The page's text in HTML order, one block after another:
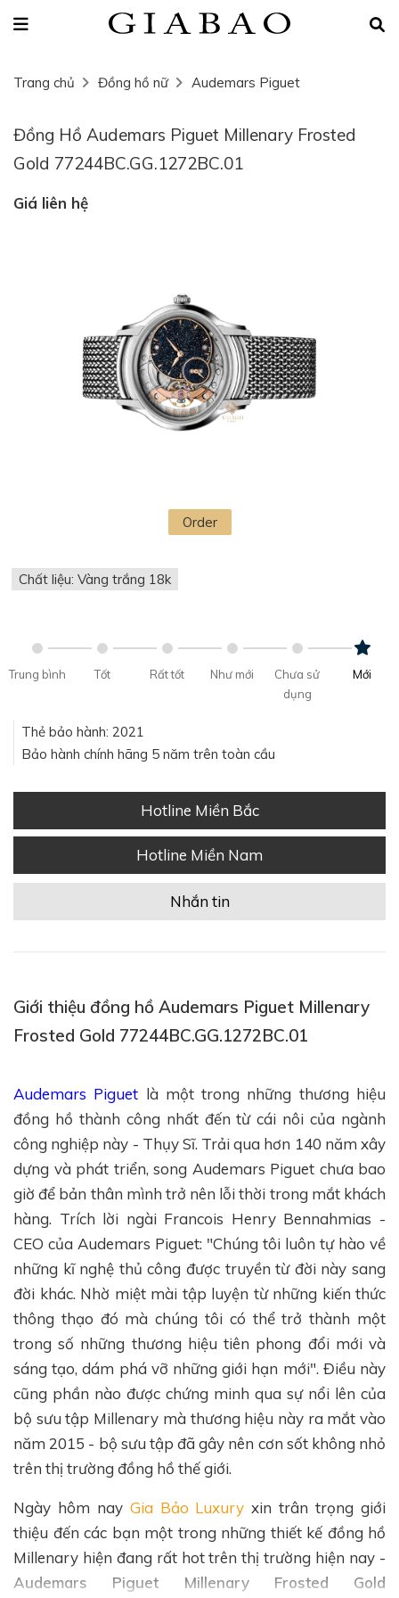
Trang chủ Đồng hồ nữ Audemars Piguet
Đồng Hồ Audemars Piguet Millenary Frosted
Gold 77244BC.GG.1272BC.01
Giá liên hệ
Order
Chất liệu: Vàng trắng 18k
Trung bình Tốt Rất tốt Như mới
Chưa sử
dụng
Mới
Thẻ bảo hành: 2021
Bảo hành chính hãng 5 năm trên toàn cầu
Hotline Miền Bắc
Hotline Miền Nam
Nhắn tin
Giới thiệu đồng hồ Audemars Piguet Millenary
Frosted Gold 77244BC.GG.1272BC.01
Audemars Piguet là một trong những thương hiệu
đồng hồ thành công nhất đến từ cái nôi của ngành
công nghiệp này - Thụy Sĩ. Trải qua hơn 140 năm xây
dựng và phát triển, song Audemars Piguet chưa bao
giờ để bản thân mình trở nên lỗi thời trong mắt khách
hàng. Trích lời ngài Francois Henry Bennahmias -
CEO của Audemars Piguet: "Chúng tôi luôn tự hào về
những kĩ nghệ thủ công được truyền từ đời này sang
đời khác. Nhờ miệt mài tập luyện từ những kiến thức
thông thạo đó mà chúng tôi có thể trở thành một
trong số những thương hiệu tiên phong đổi mới và
sáng tạo, dám phá vỡ những giới hạn mới". Điều này
cũng phần nào được chứng minh qua sự nổi lên của
bộ sưu tập Millenary mà thương hiệu này ra mắt vào
năm 2015 - bộ sưu tập đã gây nên cơn sốt không nhỏ
trên thị trường đồng hồ thế giới.
Ngày hôm nay Gia Bảo Luxury xin trân trọng giới
thiệu đến các bạn một trong những thiết kế đồng hồ
Millenary hiện đang rất hot trên thị trường hiện nay -
Audemars Piguet Millenary Frosted Gold